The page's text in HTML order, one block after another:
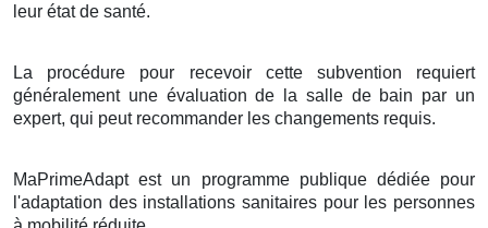
leur état de santé.
La procédure pour recevoir cette subvention requiert
généralement une évaluation de la salle de bain par un
expert, qui peut recommander les changements requis.
MaPrimeAdapt est un programme publique dédiée pour
l'adaptation des installations sanitaires pour les personnes